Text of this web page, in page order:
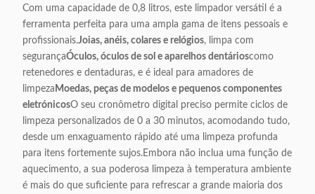
Com uma capacidade de 0,8 litros, este limpador versátil é a
ferramenta perfeita para uma ampla gama de itens pessoais e
profissionais.Joias, anéis, colares e relógios, limpa com
segurançaÓculos, óculos de sol e aparelhos dentárioscomo
retenedores e dentaduras, e é ideal para amadores de
limpeza Moedas, peças de modelos e pequenos componentes
eletrónicosO seu cronômetro digital preciso permite ciclos de
limpeza personalizados de 0 a 30 minutos, acomodando tudo,
desde um enxaguamento rápido até uma limpeza profunda
para itens fortemente sujos.Embora não inclua uma função de
aquecimento, a sua poderosa limpeza à temperatura ambiente
é mais do que suficiente para refrescar a grande maioria dos